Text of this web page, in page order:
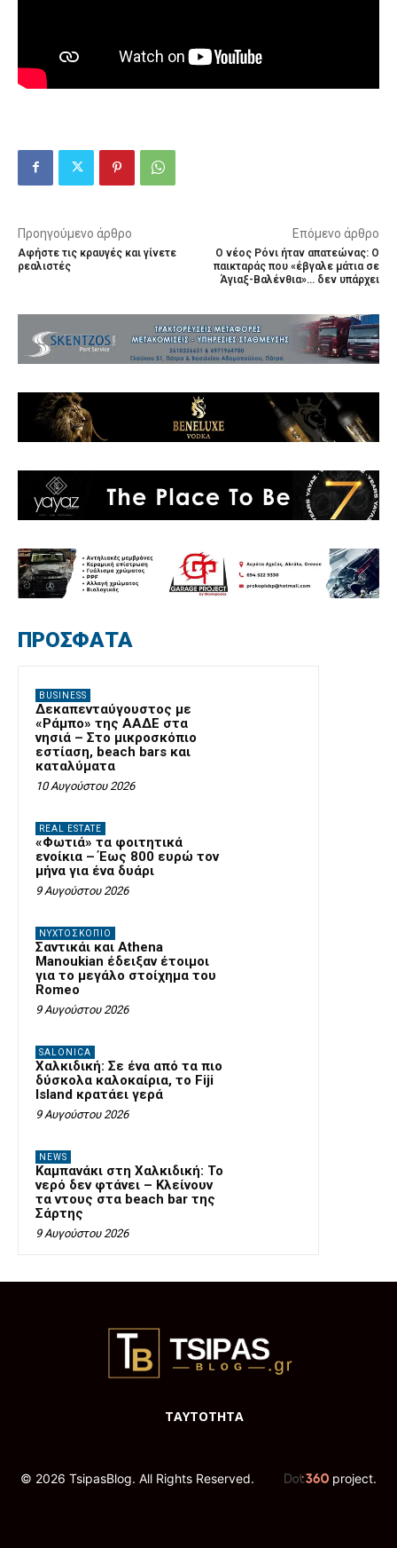
Προηγούμενο άρθρο
Αφήστε τις κραυγές και γίνετε
ρεαλιστές
Επόμενο άρθρο
Ο νέος Ρόνι ήταν απατεώνας: Ο
παικταράς που «έβγαλε μάτια σε
Άγιαξ-Βαλένθια»… δεν υπάρχει
ΠΡΟΣΦΑΤΑ
BUSINESS
Δεκαπενταύγουστος με
«Ράμπο» της ΑΑΔΕ στα
νησιά – Στο μικροσκόπιο
εστίαση, beach bars και
καταλύματα
10 Αυγούστου 2026
REAL ESTATE
«Φωτιά» τα φοιτητικά
ενοίκια – Έως 800 ευρώ τον
μήνα για ένα δυάρι
9 Αυγούστου 2026
ΝΥΧΤΟΣΚΟΠΙΟ
Σαντικάι και Athena
Manoukian έδειξαν έτοιμοι
για το μεγάλο στοίχημα του
Romeo
9 Αυγούστου 2026
SALONICA
Χαλκιδική: Σε ένα από τα πιο
δύσκολα καλοκαίρια, το Fiji
Island κρατάει γερά
9 Αυγούστου 2026
NEWS
Καμπανάκι στη Χαλκιδική: Το
νερό δεν φτάνει – Κλείνουν
τα ντους στα beach bar της
Σάρτης
9 Αυγούστου 2026
ΤΑΥΤΟΤΗΤΑ
© 2026 TsipasBlog. All Rights Reserved. project.